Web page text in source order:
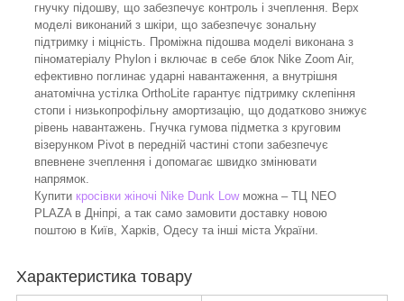
гнучку підошву, що забезпечує контроль і зчеплення. Верх
моделі виконаний з шкіри, що забезпечує зональну
підтримку і міцність. Проміжна підошва моделі виконана з
піноматеріалу Phylon і включає в себе блок Nike Zoom Air,
ефективно поглинає ударні навантаження, а внутрішня
анатомічна устілка OrthoLite гарантує підтримку склепіння
стопи і низькопрофільну амортизацію, що додатково знижує
рівень навантажень. Гнучка гумова підметка з круговим
візерунком Pivot в передній частині стопи забезпечує
впевнене зчеплення і допомагає швидко змінювати
напрямок.
Купити кросівки жіночі Nike Dunk Lowможна – ТЦ NEO
PLAZA в Дніпрі, а так само замовити доставку новою
поштою в Київ, Харків, Одесу та інші міста України.
Характеристика товару